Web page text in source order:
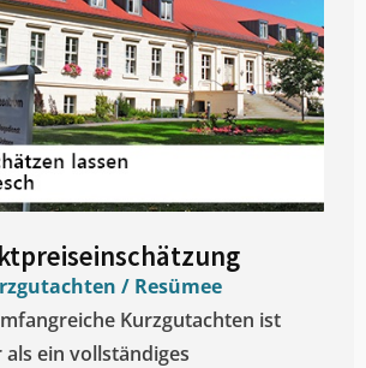
/ Resümee
Kurzgutachten ist
ein vollständiges